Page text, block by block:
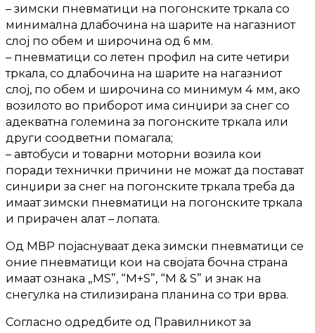
– зимски пневматици на погонските тркала со
минимална длабочина на шарите на нагазниот
слој по обем и широчина од 6 мм.
– пневматици со летен профил на сите четири
тркала, со длабочина на шарите на нагазниот
слој, по обем и широчина со минимум 4 мм, ако
возилото во приборот има синџири за снег со
адекватна големина за погонските тркала или
други соодветни помагала;
– автобуси и товарни моторни возила кои
поради технички причини не можат да постават
синџири за снег на погонските тркала треба да
имаат зимски пневматици на погонските тркала
и прирачен алат – лопата.
Од МВР појаснуваат дека зимски пневматици се
оние пневматици кои на својата бочна страна
имаат ознака „MS”, “M+S”, “M & S” и знак на
снегулка на стилизирана планина со три врва.
Согласно одредбите од Правилникот за